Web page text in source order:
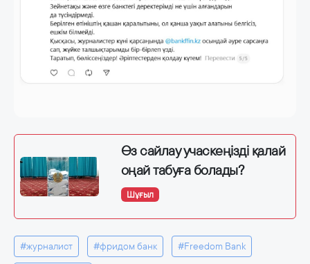
Өз сайлау учаскеңізді қалай
оңай табуға болады?
Шұғыл
#журналист #фридом банк #Freedom Bank